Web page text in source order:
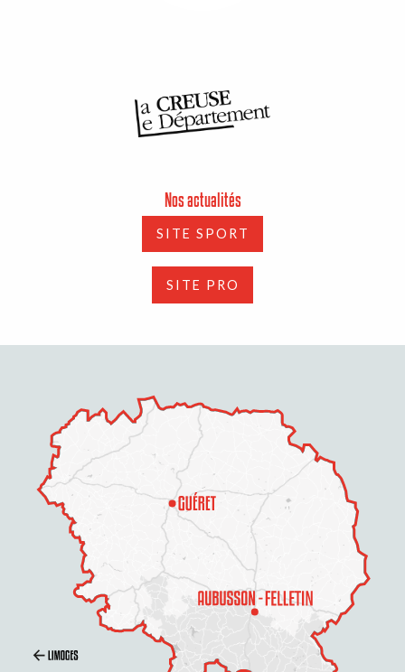
Nos actualités
SITE SPORT
SITE PRO